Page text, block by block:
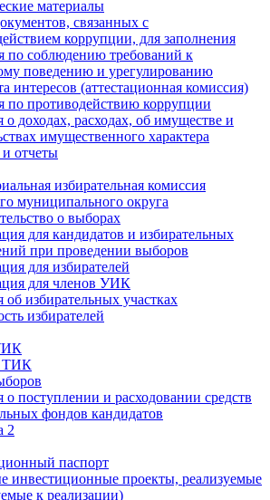
материалы
связанных с
коррупции, для заполнения
по соблюдению требований к
поведению и урегулированию
интересов (аттестационная комиссия)
по противодействию коррупции
о доходах, расходах, об имуществе и
имущественного характера
отчеты
избирательная комиссия
муниципального округа
о выборах
для кандидатов и избирательных
при проведении выборов
для избирателей
для членов УИК
об избирательных участках
избирателей
ТИК
о поступлении и расходовании средств
фондов кандидатов
2
паспорт
инвестиционные проекты, реализуемые
к реализации)